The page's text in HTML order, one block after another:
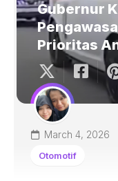
Gubernur
Prioritas
March 4, 2026
Otomotif